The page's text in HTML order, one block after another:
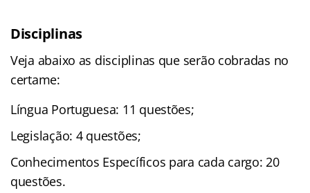
Disciplinas
Veja abaixo as disciplinas que serão cobradas no
certame:
Língua Portuguesa: 11 questões;
Legislação: 4 questões;
Conhecimentos Específicos para cada cargo: 20
questões.